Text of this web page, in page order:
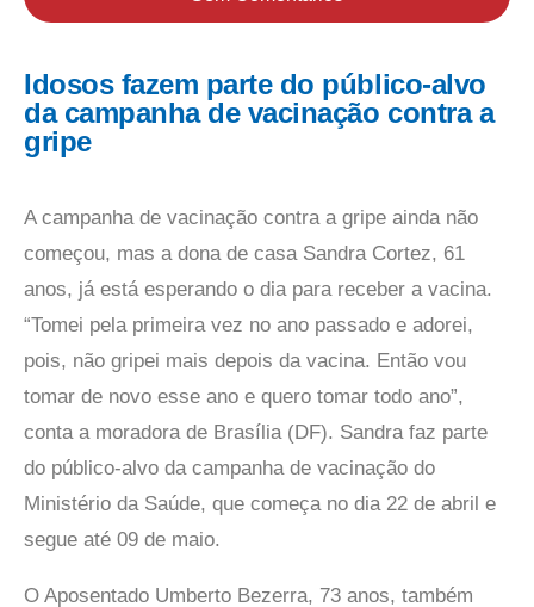
Idosos fazem parte do público-alvo
da campanha de vacinação contra a
gripe
A campanha de vacinação contra a gripe ainda não
começou, mas a dona de casa Sandra Cortez, 61
anos, já está esperando o dia para receber a vacina.
“Tomei pela primeira vez no ano passado e adorei,
pois, não gripei mais depois da vacina. Então vou
tomar de novo esse ano e quero tomar todo ano”,
conta a moradora de Brasília (DF). Sandra faz parte
do público-alvo da campanha de vacinação do
Ministério da Saúde, que começa no dia 22 de abril e
segue até 09 de maio.
O Aposentado Umberto Bezerra, 73 anos, também